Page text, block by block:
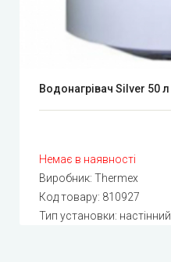
Водонагрівач Silver 50 л
Немає в наявності
Виробник: Thermex
Код товару: 810927
Тип установки: настінний